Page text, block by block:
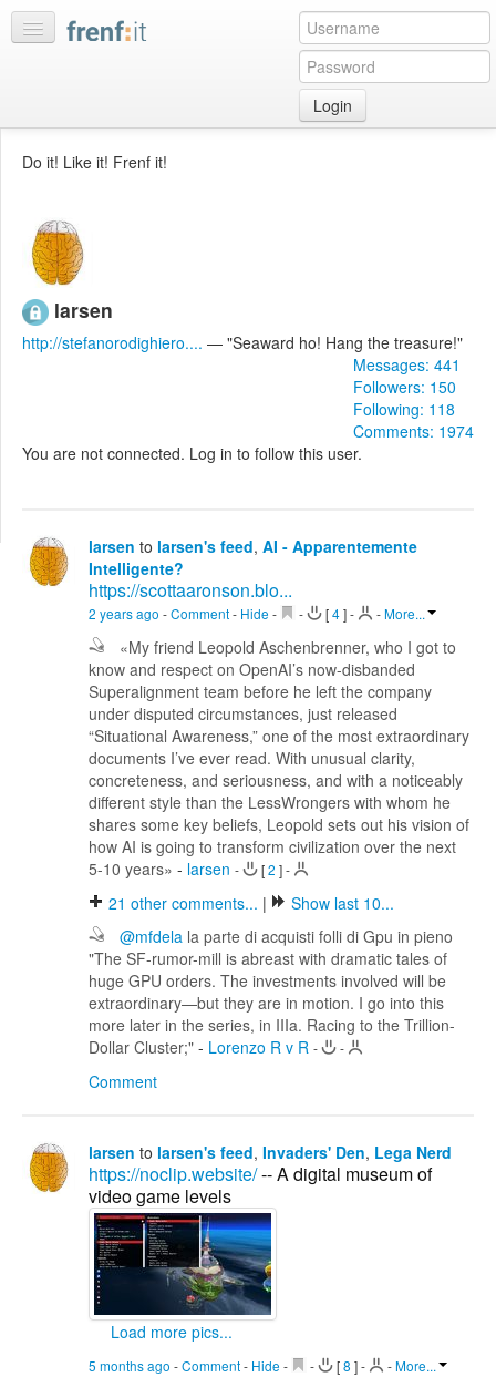
Login
My
discussions
Bookmarks
Best
of
Edit
Do it! Like it! Frenf it!
larsen
http://stefanorodighiero.... — "Seaward ho! Hang the treasure!"
Messages: 441
Followers: 150
Following: 118
Comments: 1974
You are not connected. Log in to follow this user.
larsen to larsen's feed, AI - Apparentemente
Intelligente?
https://scottaaronson.blo...
2 years ago -Comment- Hide - - [4]- -More...
«My friend Leopold Aschenbrenner, who I got to
know and respect on OpenAI’s now-disbanded
Superalignment team before he left the company
under disputed circumstances, just released
“Situational Awareness,” one of the most extraordinary
documents I’ve ever read. With unusual clarity,
concreteness, and seriousness, and with a noticeably
different style than the LessWrongers with whom he
shares some key beliefs, Leopold sets out his vision of
how AI is going to transform civilization over the next
5-10 years» - larsen - [2 ]-
21 other comments... |
Show last 10...
@mfdela la parte di acquisti folli di Gpu in pieno
"The SF-rumor-mill is abreast with dramatic tales of
huge GPU orders. The investments involved will be
extraordinary—but they are in motion. I go into this
more later in the series, in IIIa. Racing to the Trillion-
Dollar Cluster;" - Lorenzo R v R - -
Comment
larsen to larsen's feed, Invaders' Den, Lega Nerd
https://noclip.website/-- A digital museum of
video game levels
Load more pics...
5 months ago -Comment- Hide - - [8 ]- -More...